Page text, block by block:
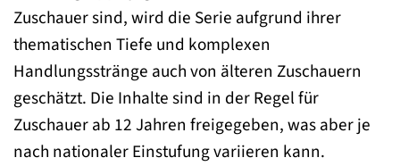
Zuschauer sind, wird die Serie aufgrund ihrer
thematischen Tiefe und komplexen
Handlungsstränge auch von älteren Zuschauern
geschätzt. Die Inhalte sind in der Regel für
Zuschauer ab 12 Jahren freigegeben, was aber je
nach nationaler Einstufung variieren kann.